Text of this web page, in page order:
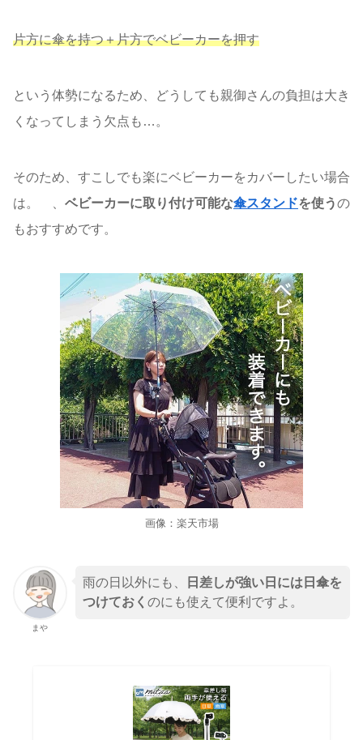
片方に傘を持つ＋片方でベビーカーを押す
という体勢になるため、どうしても親御さんの負担は大き
くなってしまう欠点も…。
そのため、すこしでも楽にベビーカーをカバーしたい場合
は。 、 ベビーカーに取り付け可能な傘スタンドを使うの
もおすすめです。
画像：楽天市場
まや
雨の日以外にも、
日差しが強い日には日傘を
つけておく のにも使えて便利ですよ。